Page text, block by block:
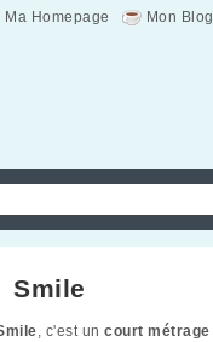
Mon Blog
Ma Homepage
Smile
, c'est un court métrage